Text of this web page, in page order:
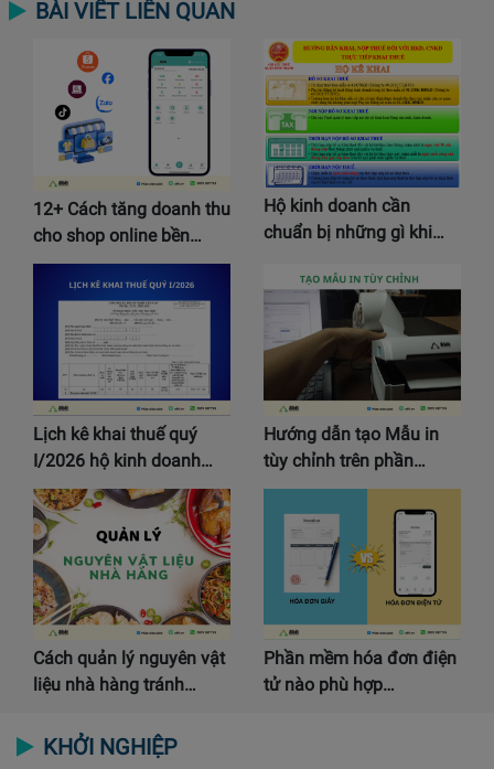
BÀI VIẾT LIÊN QUAN
12+ Cách tăng doanh thu
cho shop online bền…
Hộ kinh doanh cần
chuẩn bị những gì khi…
Lịch kê khai thuế quý
I/2026 hộ kinh doanh…
Hướng dẫn tạo Mẫu in
tùy chỉnh trên phần…
Cách quản lý nguyên vật
liệu nhà hàng tránh…
Phần mềm hóa đơn điện
tử nào phù hợp…
KHỞI NGHIỆP